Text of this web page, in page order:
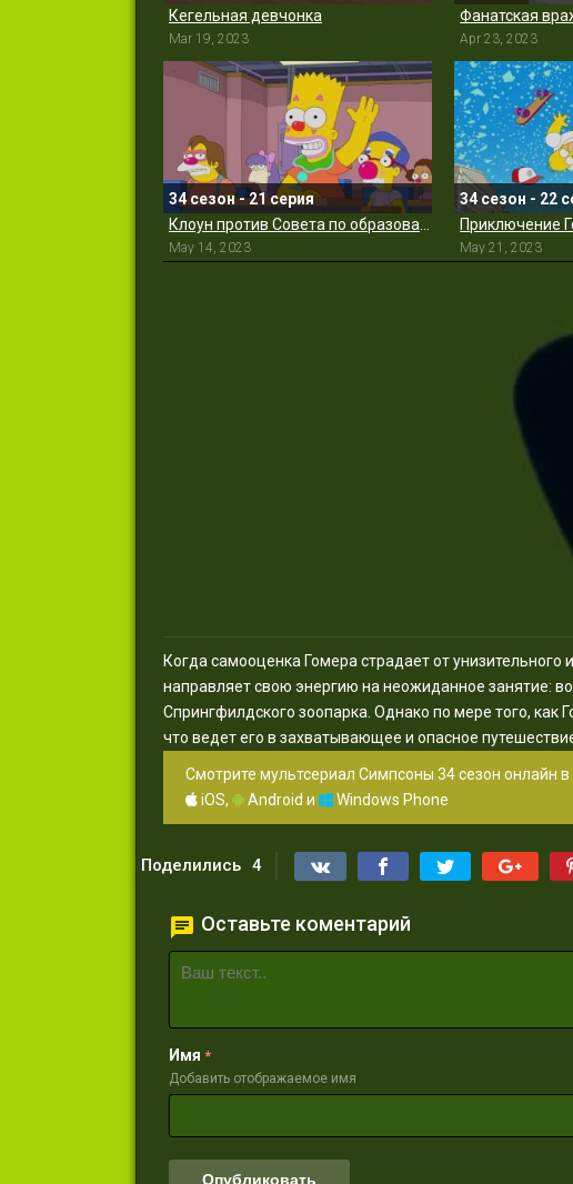
Кегельная девчонка
Mar 19, 2023
Фанатская
Apr 23, 2023
34 сезон - 21 серия
May 14, 2023
34 сезон - 22
May 21, 2023
Когда самооценка Гомера страдает от
направляет свою энергию на неожиданное занятие:
Спрингфилдского зоопарка. Однако по мере того,
что ведет его в захватывающее и опасное
Смотрите мультсериал Симпсоны 34 сезон онлайн
iOS,
Android и Windows Phone
Поделились 4
Оставьте коментарий
Имя *
Добавить отображаемое имя